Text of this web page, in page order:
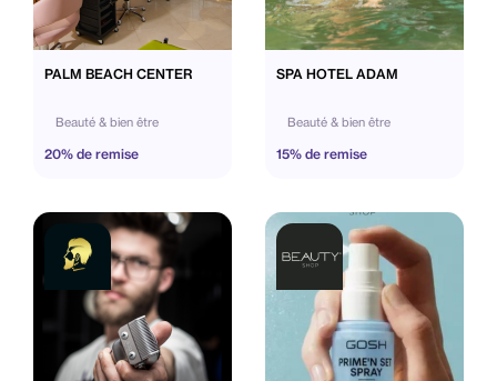
PALM BEACH CENTER
Beauté & bien être
20% de remise
SPA HOTEL ADAM
Beauté & bien être
15% de remise